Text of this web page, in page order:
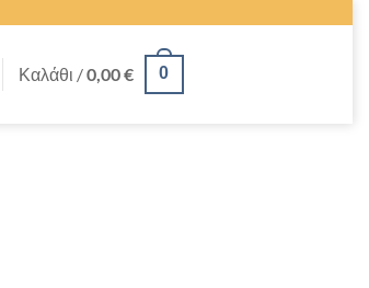
Καλάθι /0,00€ 0